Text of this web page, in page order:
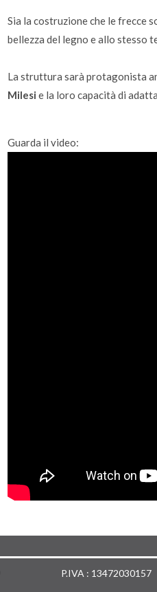
Sia la costruzione che le frecce
bellezza del legno e allo stesso
La struttura sarà protagonista
Milesi e la loro capacità di
Guarda il video:
P.IVA : 13472030157